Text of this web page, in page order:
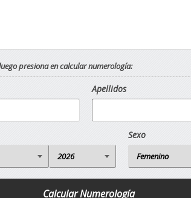
presiona en calcular numerología:
Apellidos
Sexo